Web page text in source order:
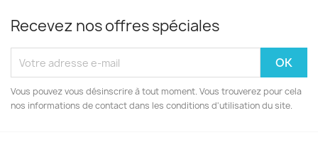
Recevez nos offres spéciales
Vous pouvez vous désinscrire à tout moment. Vous trouverez pour cela
nos informations de contact dans les conditions d'utilisation du site.